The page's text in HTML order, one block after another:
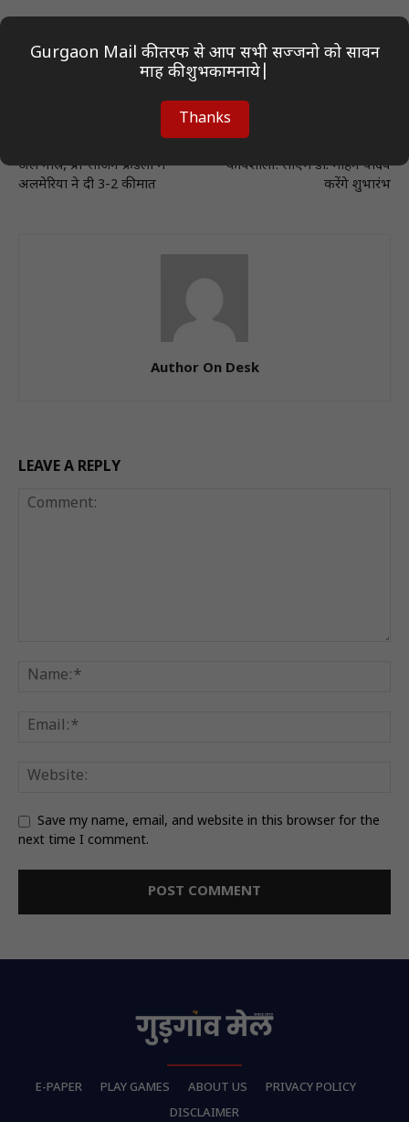
अल नास्र, प्री-सीजन फ्रेंडली में
अलमेरिया ने दी 3-2 की मात
कार्यशाला: सीएम डॉ. मोहन यादव
करेंगे शुभारंभ
Author On Desk
LEAVE A REPLY
Save my name, email, and website in this browser for the
next time I comment.
E-PAPER PLAY GAMES ABOUT US
PRIVACY POLICY
DISCLAIMER
Gurgaon Mail की तरफ से आप सभी सज्जनो को सावन
माह की शुभकामनाये|
Thanks